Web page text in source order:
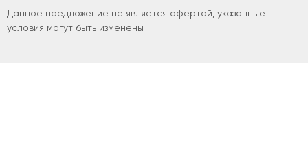
Данное предложение не является офертой, указанные
условия могут быть изменены